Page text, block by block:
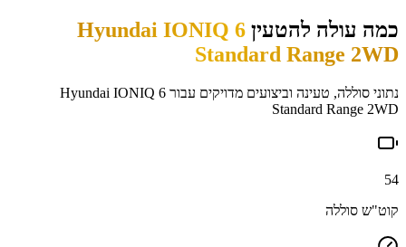
כמה עולה להטעין Hyundai IONIQ 6
Standard Range 2WD
נתוני סוללה, טעינה וביצועים מדויקים עבור Hyundai IONIQ 6
Standard Range 2WD
54
קוט"ש סוללה